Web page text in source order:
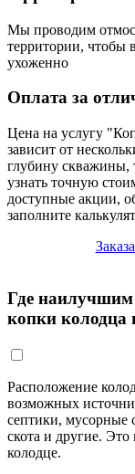
Мы проводим
территории, чтобы
ухоженно
Оплата за
Цена на услугу
зависит от
глубину скважины,
узнать точную
доступные акции,
заполните
Где наилучшим
копки колодца
Расположение
возможных
септики, мусорные
скота и другие.
колодце.